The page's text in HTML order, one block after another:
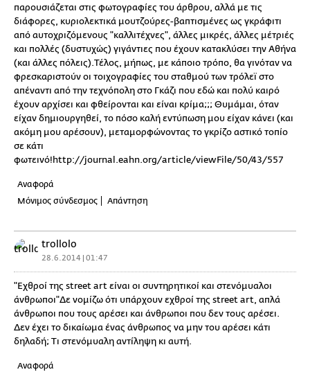
παρουσιάζεται στις φωτογραφίες του άρθρου, αλλά με τις
διάφορες, κυριολεκτικά μουτζούρες-βαπτισμένες ως γκράφιτι
από αυτοχριζόμενους "καλλιτέχνες", άλλες μικρές, άλλες μέτριές
και πολλές (δυστυχώς) γιγάντιες που έχουν κατακλύσει την Αθήνα
(και άλλες πόλεις).Τέλος, μήπως, με κάποιο τρόπο, θα γινόταν να
φρεσκαριστούν οι τοιχογραφίες του σταθμού των τρόλεϊ στο
απέναντι από την τεχνόπολη στο Γκάζι που εδώ και πολύ καιρό
έχουν αρχίσει και φθείρονται και είναι κρίμα;;; Θυμάμαι, όταν
είχαν δημιουργηθεί, το πόσο καλή εντύπωση μου είχαν κάνει (και
ακόμη μου αρέσουν), μεταμορφώνοντας το γκρίζο αστικό τοπίο
σε κάτι
φωτεινό!http://journal.eahn.org/article/viewFile/50/43/557
Αναφορά
Μόνιμος σύνδεσμος
Απάντηση
trollolo
28.6.2014 | 01:47
"Εχθροί της street art είναι οι συντηρητικοί και στενόμυαλοι
άνθρωποι"Δε νομίζω ότι υπάρχουν εχθροί της street art, απλά
άνθρωποι που τους αρέσει και άνθρωποι που δεν τους αρέσει.
Δεν έχει το δικαίωμα ένας άνθρωπος να μην του αρέσει κάτι
δηλαδή; Τι στενόμυαλη αντίληψη κι αυτή.
Αναφορά